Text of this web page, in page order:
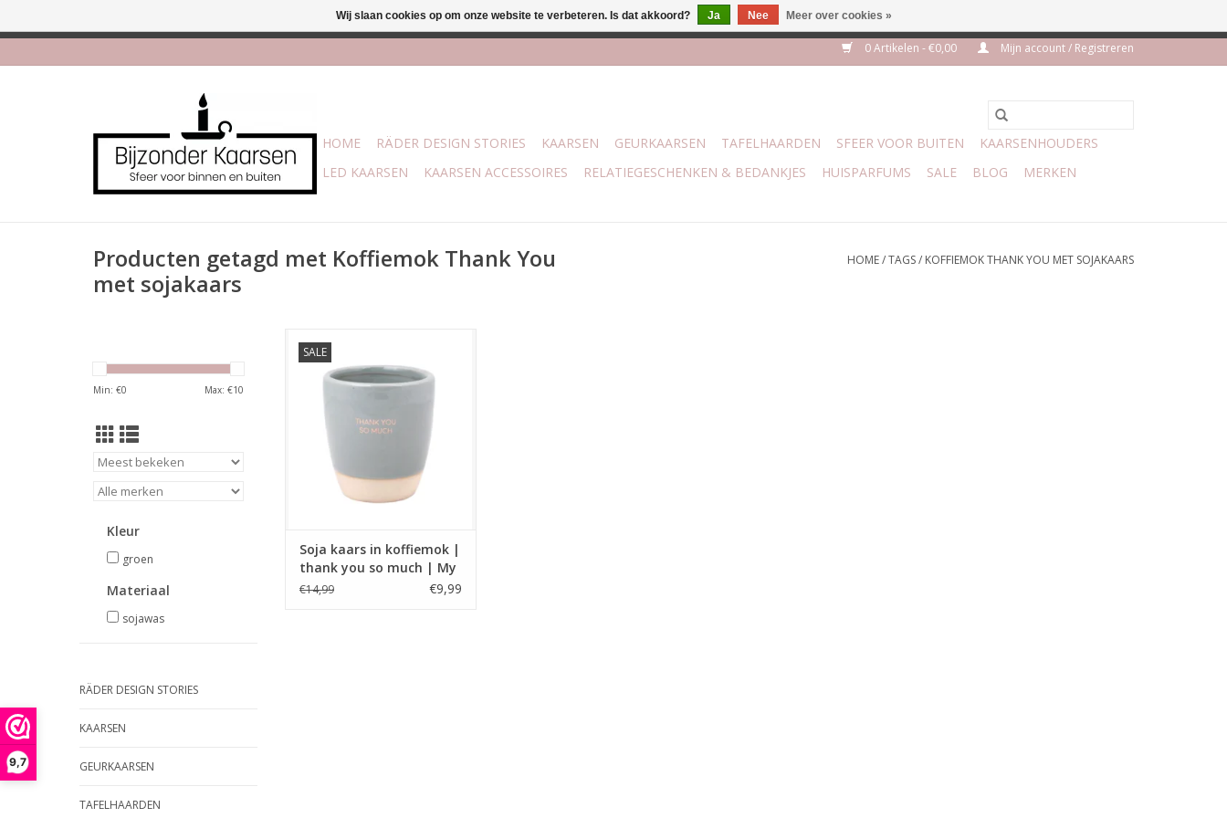
9,7
0 Artikelen - €0,00 Mijn account / Registreren
HOME RÄDER DESIGN STORIES KAARSEN GEURKAARSEN TAFELHAARDEN SFEER VOOR BUITEN
KAARSENHOUDERS
LED KAARSEN
KAARSEN ACCESSOIRES RELATIEGESCHENKEN & BEDANKJES HUISPARFUMS SALE BLOG MERKEN
Producten getagd met Koffiemok Thank You
met sojakaars
HOME/TAGS/ KOFFIEMOK THANK YOU MET SOJAKAARS
Min: €0 Max: €10
Kleur
groen
Materiaal
sojawas
RÄDER DESIGN STORIES
KAARSEN
GEURKAARSEN
TAFELHAARDEN
SALE
sojawas in een keramische
koffiemok afgewerkt met de
gouden print: Thank you so
TOEVOEGEN AAN WINKELWAGEN
Soja kaars in koffiemok |
thank you so much | My
flame
€14,99 €9,99
Wij slaan cookies op om onze website te verbeteren. Is dat akkoord? Ja Nee Meer over cookies »
Afhalen is mogelijk bij Trotz Woon & Cadeau | Belvederelaan 107 Zwolle | boven de 70 euro geen verzendkosten